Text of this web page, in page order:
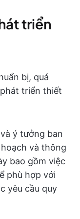
triển
bị, quá
triển thiết
ý tưởng ban
và thông
bao gồm việc
phù hợp với
yêu cầu quy